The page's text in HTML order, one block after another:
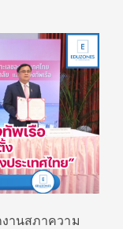
านสภาความ